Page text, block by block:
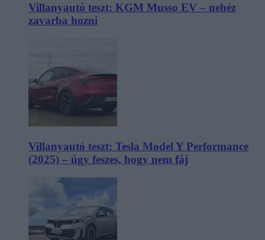
Villanyautó teszt: KGM Musso EV – nehéz
zavarba hozni
Villanyautó teszt: Tesla Model Y Performance
(2025) – úgy feszes, hogy nem fáj